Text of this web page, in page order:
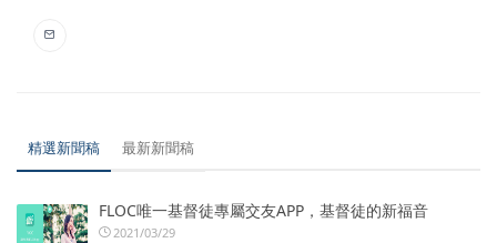
精選新聞稿 最新新聞稿
FLOC唯一基督徒專屬交友APP，基督徒的新福音
2021/03/29